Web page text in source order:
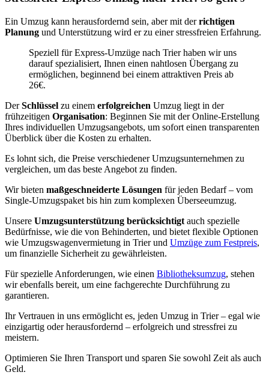
Ein Umzug kann herausfordernd sein, aber mit derrichtigen
Planung und Unterstützung wird er zu einer stressfreien Erfahrung.
Speziell für Express-Umzüge nach Trier haben wir uns
darauf spezialisiert, Ihnen einen nahtlosen Übergang zu
ermöglichen, beginnend bei einem attraktiven Preis ab
26€.
DerSchlüssel zu einem erfolgreichen Umzug liegt in der
frühzeitigen Organisation: Beginnen Sie mit der Online-Erstellung
Ihres individuellen Umzugsangebots, um sofort einen transparenten
Überblick über die Kosten zu erhalten.
Es lohnt sich, die Preise verschiedener Umzugsunternehmen zu
vergleichen, um das beste Angebot zu finden.
Wir bieten maßgeschneiderte Lösungen für jeden Bedarf – vom
Single-Umzugspaket bis hin zum komplexen Überseeumzug.
Unsere Umzugsunterstützung berücksichtigt auch spezielle
Bedürfnisse, wie die von Behinderten, und bietet flexible Optionen
wie Umzugswagenvermietung in Trier und Umzüge zum Festpreis,
um finanzielle Sicherheit zu gewährleisten.
Für spezielle Anforderungen, wie einen Bibliotheksumzug, stehen
wir ebenfalls bereit, um eine fachgerechte Durchführung zu
garantieren.
Ihr Vertrauen in uns ermöglicht es, jeden Umzug in Trier – egal wie
einzigartig oder herausfordernd – erfolgreich und stressfrei zu
meistern.
Optimieren Sie Ihren Transport und sparen Sie sowohl Zeit als auch
Geld.